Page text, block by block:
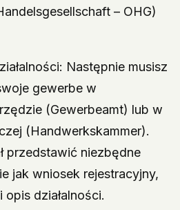
– OHG)
Następnie musisz
gewerbe w
(Gewerbeamt) lub w
(Handwerkskammer).
przedstawić niezbędne
jak wniosek rejestracyjny,
działalności.